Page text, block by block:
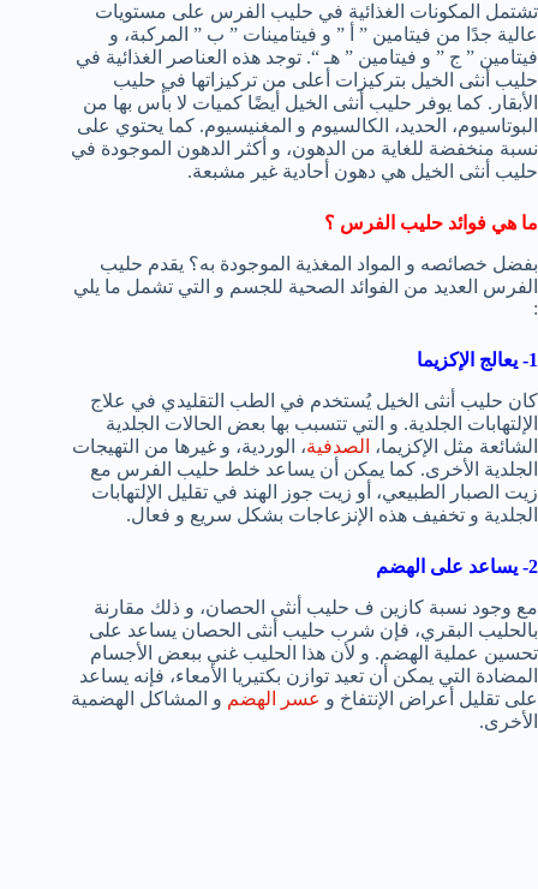
تشتمل المكونات الغذائية في حليب الفرس على مستويات
عالية جدًا من فيتامين ” أ ” و فيتامينات ” ب ” المركبة، و
فيتامين ” ج ” و فيتامين ” هـ “. توجد هذه العناصر الغذائية في
حليب أنثى الخيل بتركيزات أعلى من تركيزاتها في حليب
الأبقار. كما يوفر حليب أنثى الخيل أيضًا كميات لا بأس بها من
البوتاسيوم، الحديد، الكالسيوم و المغنيسيوم. كما يحتوي على
نسبة منخفضة للغاية من الدهون، و أكثر الدهون الموجودة في
حليب أنثى الخيل هي دهون أحادية غير مشبعة.
ما هي فوائد حليب الفرس ؟
بفضل خصائصه و المواد المغذية الموجودة به؟ يقدم حليب
الفرس العديد من الفوائد الصحية للجسم و التي تشمل ما يلي
:
1- يعالج الإكزيما
كان حليب أنثى الخيل يُستخدم في الطب التقليدي في علاج
الإلتهابات الجلدية. و التي تتسبب بها بعض الحالات الجلدية
الشائعة مثل الإكزيما، الصدفية، الوردية، و غيرها من التهيجات
الجلدية الأخرى. كما يمكن أن يساعد خلط حليب الفرس مع
زيت الصبار الطبيعي، أو زيت جوز الهند في تقليل الإلتهابات
الجلدية و تخفيف هذه الإنزعاجات بشكل سريع و فعال.
2- يساعد على الهضم
مع وجود نسبة كازين ف حليب أنثى الحصان، و ذلك مقارنة
بالحليب البقري، فإن شرب حليب أنثى الحصان يساعد على
تحسين عملية الهضم. و لأن هذا الحليب غني ببعض الأجسام
المضادة التي يمكن أن تعيد توازن بكتيريا الأمعاء، فإنه يساعد
على تقليل أعراض الإنتفاخ و عسر الهضم و المشاكل الهضمية
الأخرى.